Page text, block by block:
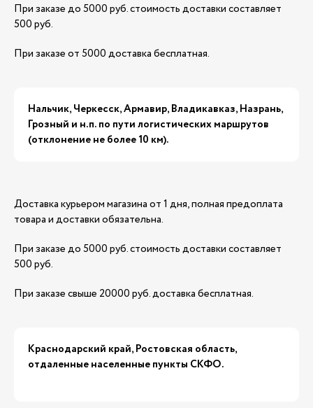
При заказе до 5000 руб. стоимость доставки составляет
500 руб.
При заказе от 5000 доставка бесплатная.
Нальчик, Черкесск, Армавир, Владикавказ, Назрань,
Грозный и н.п. по пути логистических маршрутов
(отклонение не более 10 км).
Доставка курьером магазина от 1 дня, полная предоплата
товара и доставки обязательна.
При заказе до 5000 руб. стоимость доставки составляет
500 руб.
При заказе свыше 20000 руб. доставка бесплатная.
Краснодарский край, Ростовская область,
отдаленные населенные пункты СКФО.